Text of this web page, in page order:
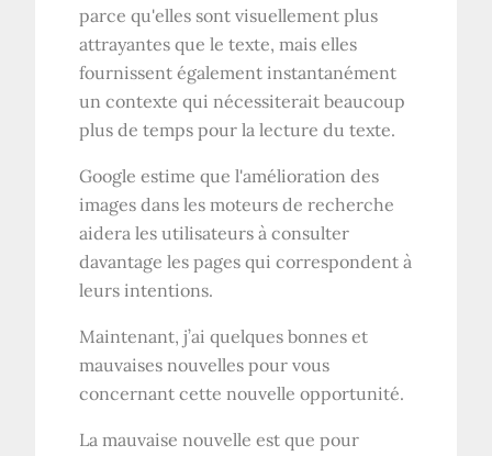
parce qu'elles sont visuellement plus
attrayantes que le texte, mais elles
fournissent également instantanément
un contexte qui nécessiterait beaucoup
plus de temps pour la lecture du texte.
Google estime que l'amélioration des
images dans les moteurs de recherche
aidera les utilisateurs à consulter
davantage les pages qui correspondent à
leurs intentions.
Maintenant, j’ai quelques bonnes et
mauvaises nouvelles pour vous
concernant cette nouvelle opportunité.
La mauvaise nouvelle est que pour